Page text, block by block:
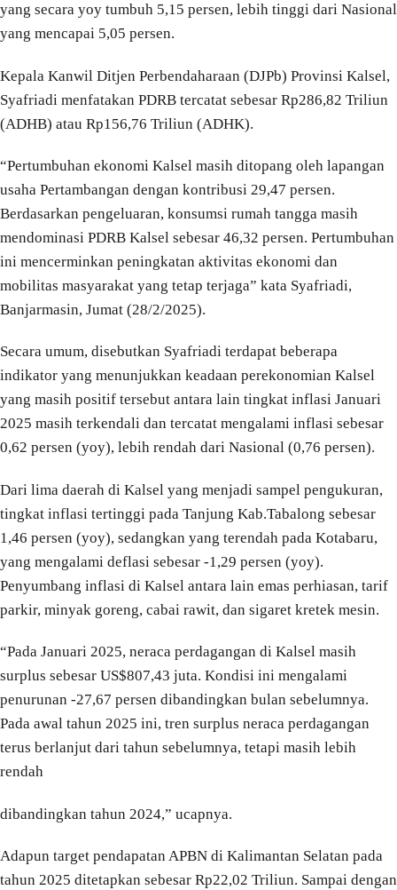
yang secara yoy tumbuh 5,15 persen, lebih tinggi dari Nasional
yang mencapai 5,05 persen.
Kepala Kanwil Ditjen Perbendaharaan (DJPb) Provinsi Kalsel,
Syafriadi menfatakan PDRB tercatat sebesar Rp286,82 Triliun
(ADHB) atau Rp156,76 Triliun (ADHK).
“Pertumbuhan ekonomi Kalsel masih ditopang oleh lapangan
usaha Pertambangan dengan kontribusi 29,47 persen.
Berdasarkan pengeluaran, konsumsi rumah tangga masih
mendominasi PDRB Kalsel sebesar 46,32 persen. Pertumbuhan
ini mencerminkan peningkatan aktivitas ekonomi dan
mobilitas masyarakat yang tetap terjaga” kata Syafriadi,
Banjarmasin, Jumat (28/2/2025).
Secara umum, disebutkan Syafriadi terdapat beberapa
indikator yang menunjukkan keadaan perekonomian Kalsel
yang masih positif tersebut antara lain tingkat inflasi Januari
2025 masih terkendali dan tercatat mengalami inflasi sebesar
0,62 persen (yoy), lebih rendah dari Nasional (0,76 persen).
Dari lima daerah di Kalsel yang menjadi sampel pengukuran,
tingkat inflasi tertinggi pada Tanjung Kab.Tabalong sebesar
1,46 persen (yoy), sedangkan yang terendah pada Kotabaru,
yang mengalami deflasi sebesar -1,29 persen (yoy).
Penyumbang inflasi di Kalsel antara lain emas perhiasan, tarif
parkir, minyak goreng, cabai rawit, dan sigaret kretek mesin.
“Pada Januari 2025, neraca perdagangan di Kalsel masih
surplus sebesar US$807,43 juta. Kondisi ini mengalami
penurunan -27,67 persen dibandingkan bulan sebelumnya.
Pada awal tahun 2025 ini, tren surplus neraca perdagangan
terus berlanjut dari tahun sebelumnya, tetapi masih lebih
rendah
dibandingkan tahun 2024,” ucapnya.
Adapun target pendapatan APBN di Kalimantan Selatan pada
tahun 2025 ditetapkan sebesar Rp22,02 Triliun. Sampai dengan